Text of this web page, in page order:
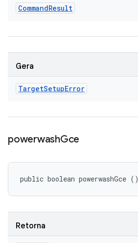
CommandResult
Gera
TargetSetupError
powerwashGce
public boolean powerwashGce ()
Retorna